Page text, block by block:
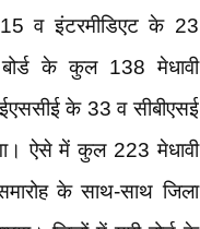
व इंटरमीडिएट के 23
बोर्ड के कुल 138 मेधावी
के 33 व सीबीएसई
ऐसे में कुल 223 मेधावी
के साथ-साथ जिला